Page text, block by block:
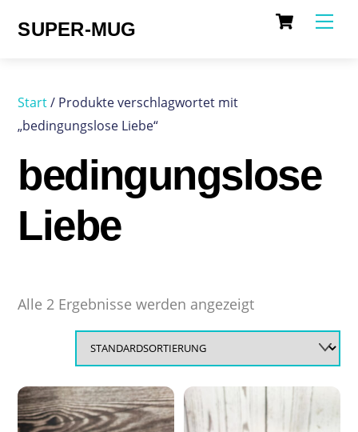
Cart
SUPER-MUG
Start/ Produkte verschlagwortet mit
„bedingungslose Liebe“
bedingungslose
Liebe
Alle 2 Ergebnisse werden angezeigt